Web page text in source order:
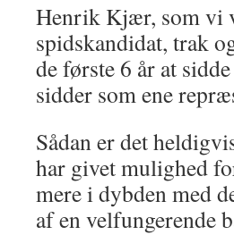
Henrik Kjær, som vi
spidskandidat, trak
de første 6 år at
sidder som ene
Sådan er det
har givet mulighed
mere i dybden med
af en velfungerende